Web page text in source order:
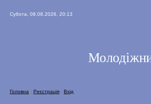
Субота, 08.08.2026, 20:13
Головна | Реєстрація | Вхід